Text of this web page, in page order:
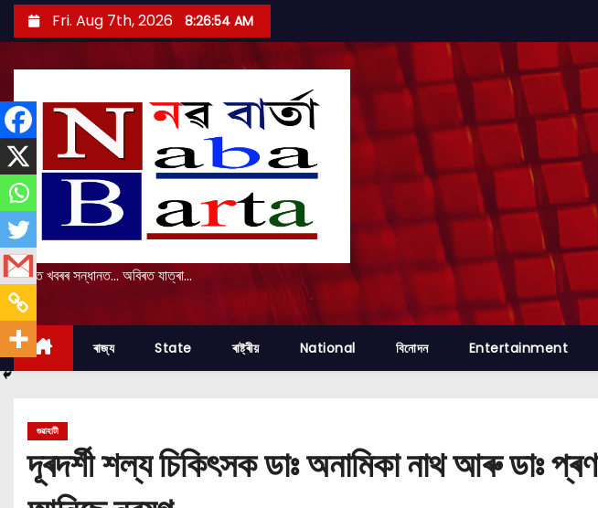
k
t
o
c
n
e
t
Fri. Aug 7th, 2026 8:26:55 AM
প্ৰকৃত খবৰৰ সন্ধানত... অবিৰত যাত্ৰা...
ৰাজ্য State ৰাষ্ট্ৰীয় National বিনোদন Entertainment
গুৱাহাটী
দূৰদৰ্শী শল্য চিকিৎসক ডাঃ অনামিকা নাথ আৰু ডাঃ